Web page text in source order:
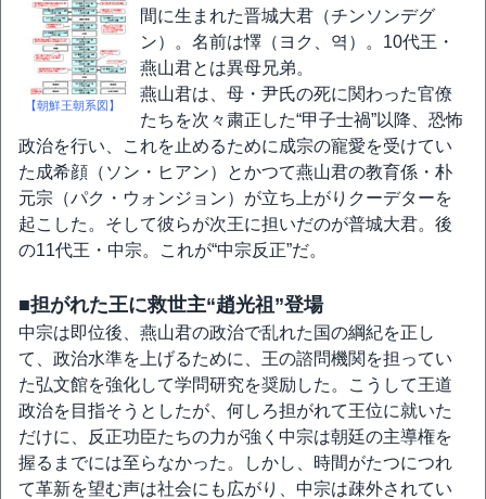
【朝鮮王朝系図】
間に生まれた晋城大君（チンソンデグ
ン）。名前は懌（ヨク、역）。10代王・
燕山君とは異母兄弟。
燕山君は、母・尹氏の死に関わった官僚
たちを次々粛正した“甲子士禍”以降、恐怖
政治を行い、これを止めるために成宗の寵愛を受けてい
た成希顔（ソン・ヒアン）とかつて燕山君の教育係・朴
元宗（パク・ウォンジョン）が立ち上がりクーデターを
起こした。そして彼らが次王に担いだのが普城大君。後
の11代王・中宗。これが“中宗反正”だ。
■担がれた王に救世主“趙光祖”登場
中宗は即位後、燕山君の政治で乱れた国の綱紀を正し
て、政治水準を上げるために、王の諮問機関を担ってい
た弘文館を強化して学問研究を奨励した。こうして王道
政治を目指そうとしたが、何しろ担がれて王位に就いた
だけに、反正功臣たちの力が強く中宗は朝廷の主導権を
握るまでには至らなかった。しかし、時間がたつにつれ
て革新を望む声は社会にも広がり、中宗は疎外されてい